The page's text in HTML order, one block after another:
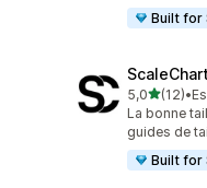
Built for
5,0étoile(s)
(12)
12 avis au
•
La bonne
guides de
Built for